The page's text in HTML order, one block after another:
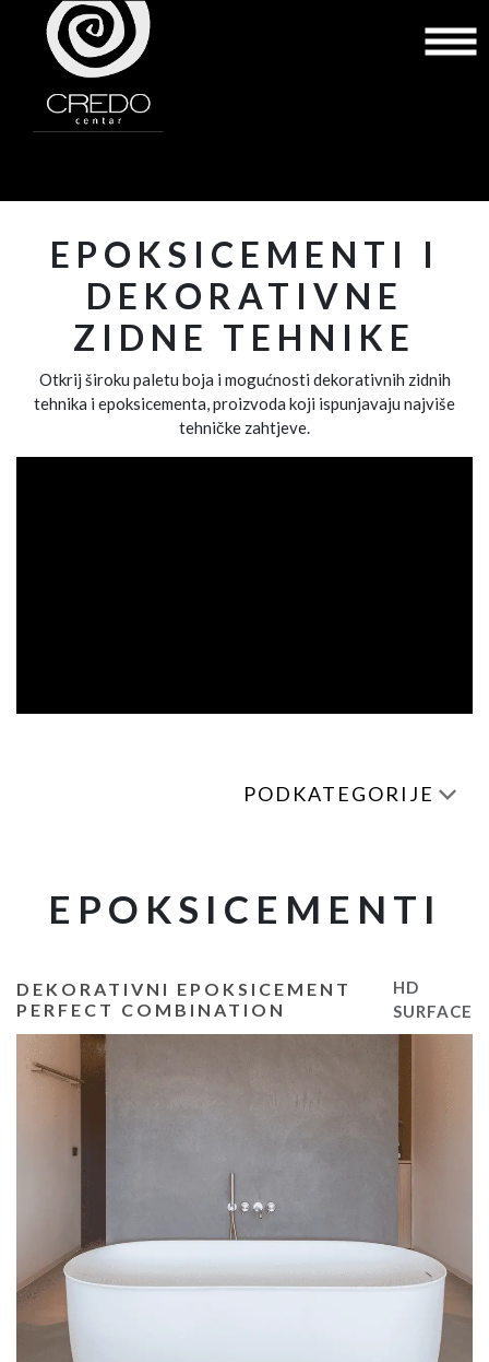
EPOKSICEMENTI I
DEKORATIVNE
ZIDNE TEHNIKE
Otkrij široku paletu boja i mogućnosti dekorativnih zidnih
tehnika i epoksicementa, proizvoda koji ispunjavaju najviše
tehničke zahtjeve.
PODKATEGORIJE
EPOKSICEMENTI
DEKORATIVNI EPOKSICEMENT
PERFECT COMBINATION
HD
SURFACE
DEKORATIVNI EPOKSICEMENT